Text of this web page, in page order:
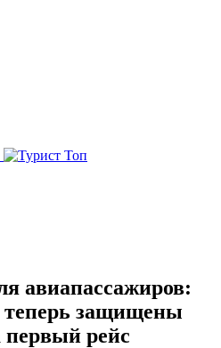
авиапассажиров:
теперь защищены
первый рейс